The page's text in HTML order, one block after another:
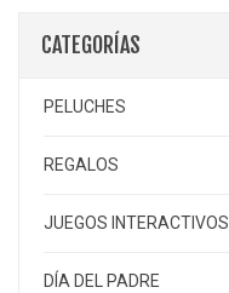
CATEGORÍAS
PELUCHES
REGALOS
JUEGOS INTERACTIVOS
DÍA DEL PADRE